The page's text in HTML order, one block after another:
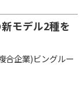
モデル2種を
合企業)ビングルー